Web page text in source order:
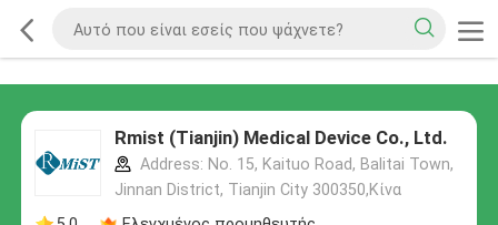
Rmist (Tianjin) Medical Device Co., Ltd.
Address: No. 15, Kaituo Road, Balitai Town,
Jinnan District, Tianjin City 300350,Κίνα